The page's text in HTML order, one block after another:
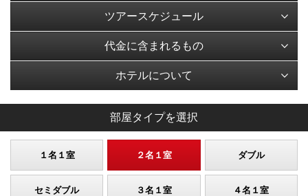
ツアースケジュール
代金に含まれるもの
ホテルについて
部屋タイプを選択
１名１室 ２名１室 ダブル
セミダブル ３名１室 ４名１室